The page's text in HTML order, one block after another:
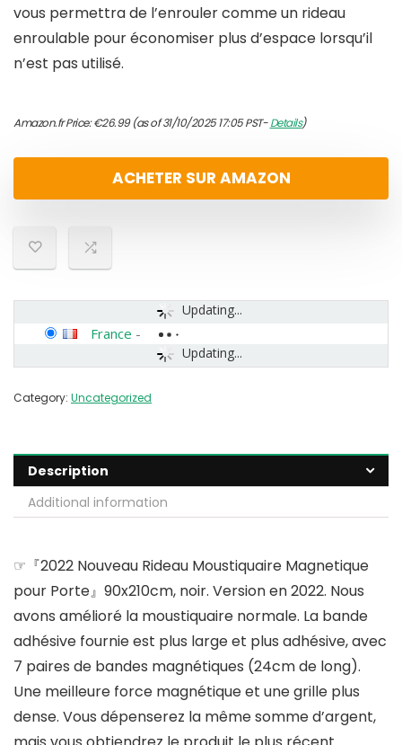
vous permettra de l’enrouler comme un rideau
enroulable pour économiser plus d’espace lorsqu’il
n’est pas utilisé.
Amazon.fr Price:€26.99(as of 31/10/2025 17:05 PST-Details)
ACHETER SUR AMAZON
Updating...
Updating...
France -
Category: Uncategorized
Description
Additional information
☞『2022 Nouveau Rideau Moustiquaire Magnetique
pour Porte』90x210cm, noir. Version en 2022. Nous
avons amélioré la moustiquaire normale. La bande
adhésive fournie est plus large et plus adhésive, avec
7 paires de bandes magnétiques (24cm de long).
Une meilleure force magnétique et une grille plus
dense. Vous dépenserez la même somme d’argent,